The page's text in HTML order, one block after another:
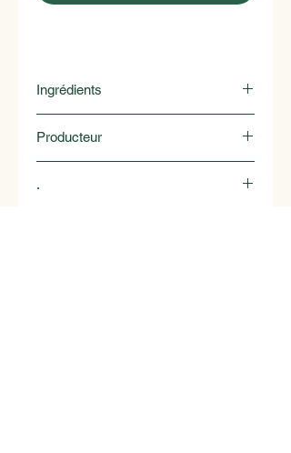
Ingrédients
vanille
Producteur
1070 Puidoux
.